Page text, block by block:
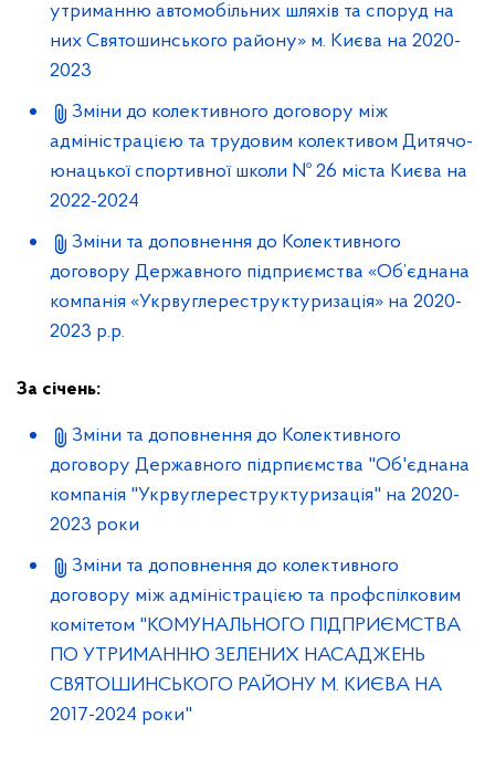
утриманню автомобільних шляхів та споруд на
них Святошинського району» м. Києва на 2020-
2023
Зміни до колективного договору між
адміністрацією та трудовим колективом Дитячо-
юнацької спортивної школи № 26 міста Києва на
2022-2024
Зміни та доповнення до Колективного
договору Державного підприємства «Об’єднана
компанія «Укрвуглереструктуризація» на 2020-
2023 р.р.
За січень:
Зміни та доповнення до Колективного
договору Державного підрпиємства "Об'єднана
компанія "Укрвуглереструктуризація" на 2020-
2023 роки
Зміни та доповнення до колективного
договору між адміністрацією та профспілковим
комітетом "КОМУНАЛЬНОГО ПІДПРИЄМСТВА
ПО УТРИМАННЮ ЗЕЛЕНИХ НАСАДЖЕНЬ
СВЯТОШИНСЬКОГО РАЙОНУ М. КИЄВА НА
2017-2024 роки"